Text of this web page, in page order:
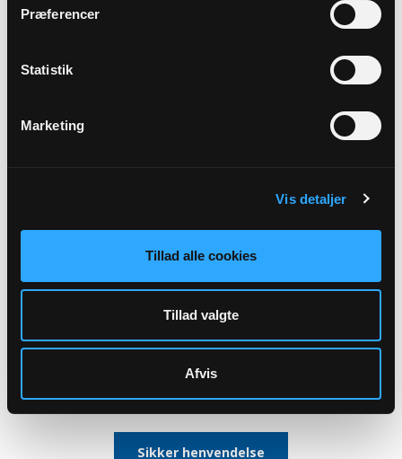
Præferencer
Statistik
Marketing
Vis detaljer
Tillad alle cookies
Tillad valgte
Afvis
Sognepræst
Betina Bolvig Frøkjær
Tlf: 51858808
Sikker henvendelse